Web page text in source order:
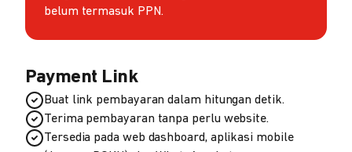
belum termasuk PPN.
Payment Link
Buat link pembayaran dalam hitungan detik.
Terima pembayaran tanpa perlu website.
Tersedia pada web dashboard, aplikasi mobile